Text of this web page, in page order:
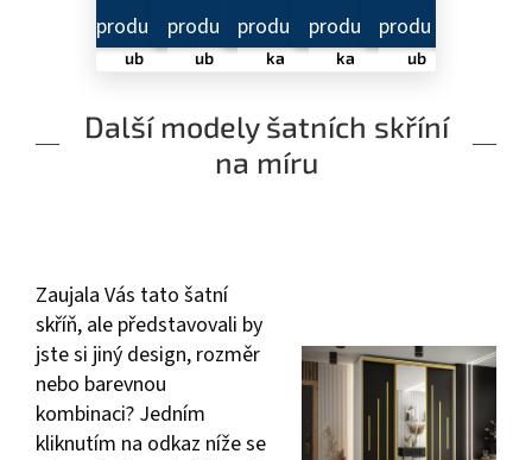
2 -
hlo
ub
ka
cm
produkt
2 -
hlo
ub
ka
cm
produkt
hlo
ub
ka
45
produkt
hlo
ub
ka
60
produkt
-
hlo
ub
ka
cm
produkt
Další modely šatních skříní
na míru
Zaujala Vás tato šatní
skříň, ale představovali by
jste si jiný design, rozměr
nebo barevnou
kombinaci? Jedním
kliknutím na odkaz níže se